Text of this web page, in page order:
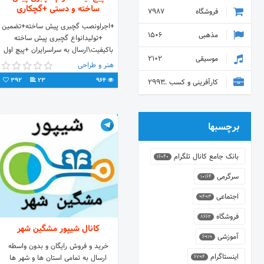
ساخته و دستی +گچکاری
+اجراونصب گچبری پیش ساخته+تضمین
+تولیدانواع گچبری پیش ساخته
باکیفیت\ارسال به سراسرایران +پیچ اول
ما؛ @gachbori.newclasssicc
★09944239866★★09127936466★
هنر و طراحی
964
23
392
کانال شیپور مشگین شهر
خرید و فروش رایگان و بدون واسطه
ارسال به تمامی استان ها و شهر ها
فروشگاه
7987
مذهبی
1506
موسیقی
2102
کارآفرینی و کسب و کار 2993
برچسبها
بانک جامع کانال تلگرام 16040
سرگرمی 10164
اجتماعی 9493
فروشگاه 8662
آموزشی 6919
اینستاگرام 6794